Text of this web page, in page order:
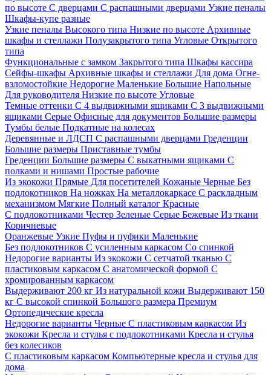
по высоте С дверцами С распашными дверцами Узкие пеналы
Шкафы-купе разные
Узкие пеналы Высокого типа Низкие по высоте Архивные
шкафы и стеллажи Полузакрытого типа Угловые Открытого
типа
Функциональные с замком Закрытого типа Шкафы кассира
Сейфы-шкафы Архивные шкафы и стеллажи Для дома Огне-
взломостойкие Недорогие Маленькие Большие Напольные
Для руководителя Низкие по высоте Угловые
Темные оттенки С 4 выдвижными ящиками С 3 выдвижными
ящиками Серые Офисные для документов Большие размеры
Тумбы белые Подкатные на колесах
Деревянные и ЛДСП С распашными дверцами Греденции
Большие размеры Приставные тумбы
Греденции Большие размеры С выкатными ящиками С
полками и нишами Простые рабочие
Из экокожи Прямые Для посетителей Кожаные Черные Без
подлокотников На ножках На металлокаркасе С раскладным
механизмом Мягкие Полный каталог Красные
С подлокотниками Честер Зеленые Серые Бежевые Из ткани
Коричневые
Оранжевые Узкие Пуфы и пуфики Маленькие
Без подлокотников С усиленным каркасом Со спинкой
Недорогие варианты Из экокожи С сетчатой тканью С
пластиковым каркасом С анатомической формой С
хромированным каркасом
Выдерживают 200 кг Из натуральной кожи Выдерживают 150
кг С высокой спинкой Большого размера Премиум
Ортопедические кресла
Недорогие варианты Черные С пластиковым каркасом Из
экокожи Кресла и стулья с подлокотниками Кресла и стулья
без колесиков
С пластиковым каркасом Компьютерные кресла и стулья для
дома